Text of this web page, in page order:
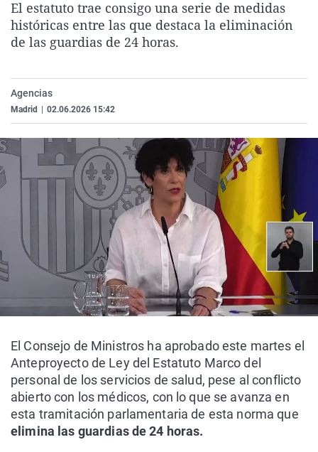
La rosa de los vientos
Caso
Extremadura
Virales
El estatuto trae consigo una serie de medidas
históricas entre las que destaca la eliminación
de las guardias de 24 horas.
Agencias
Madrid 02.06.2026 15:42
El Consejo de Ministros ha aprobado este martes el
Anteproyecto de Ley del Estatuto Marco del
personal de los servicios de salud, pese al conflicto
abierto con los médicos, con lo que se avanza en
esta tramitación parlamentaria de esta norma que
elimina las guardias de 24 horas.